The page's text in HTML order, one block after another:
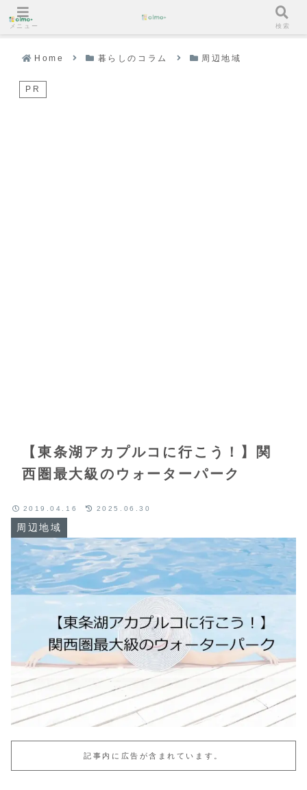
Home 暮らしのコラム 周辺地域
PR
【東条湖アカプルコに行こう！】関
西圏最大級のウォーターパーク
周辺地域
2019.04.16 2025.06.30
記事内に広告が含まれています。
メニュー 検索